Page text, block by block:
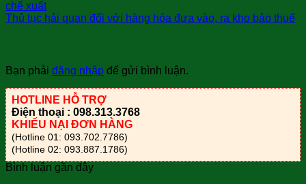
chế xuất
Thủ tục hải quan đối với hàng hóa đưa vào, ra kho bảo thuế
Bạn phải đăng nhập để gửi bình luận.
HOTLINE HỖ TRỢ
Điện thoại : 098.313.3768
KHIẾU NẠI ĐƠN HÀNG
(Hotline 01: 093.702.7786)
(Hotline 02: 093.887.1786)
Bình luận gần đây